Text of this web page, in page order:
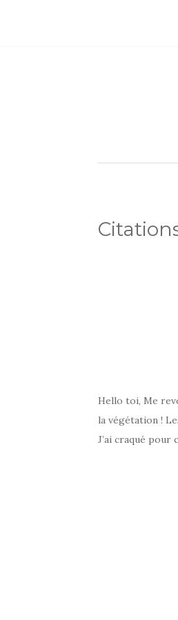
Hello toi, Me
la végétation !
J’ai craqué